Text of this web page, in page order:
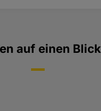
auf einen Blick